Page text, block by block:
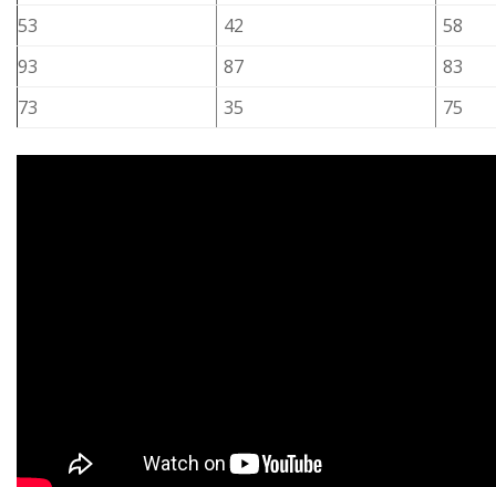
53
42
58
93
87
83
73
35 75